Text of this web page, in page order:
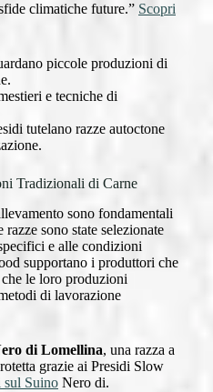
climatiche future.” Scopri
piccole produzioni di
e tecniche di
tutelano razze autoctone
Tradizionali di Carne
sono fondamentali
sono state selezionate
e alle condizioni
supportano i produttori che
le loro produzioni
di lavorazione
di Lomellina, una razza a
grazie ai Presidi Slow
Suino Nero di.